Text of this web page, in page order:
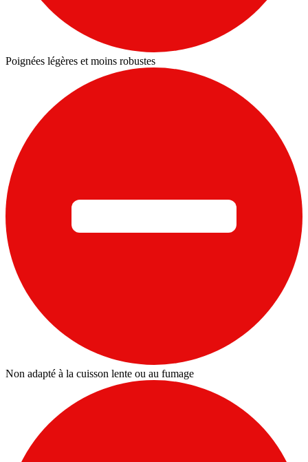
Poignées légères et moins robustes
Non adapté à la cuisson lente ou au fumage